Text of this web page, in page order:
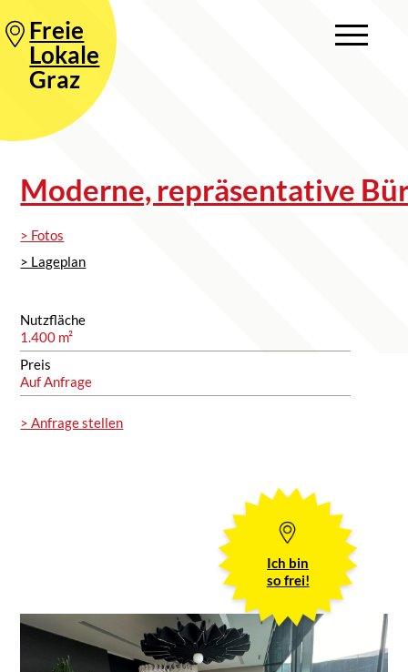
Freie
Lokale
Graz
Moderne, repräsentative
> Fotos
> Lageplan
Nutzfläche
1.400 m²
Preis
Auf Anfrage
> Anfrage stellen
Ich bin
so frei!